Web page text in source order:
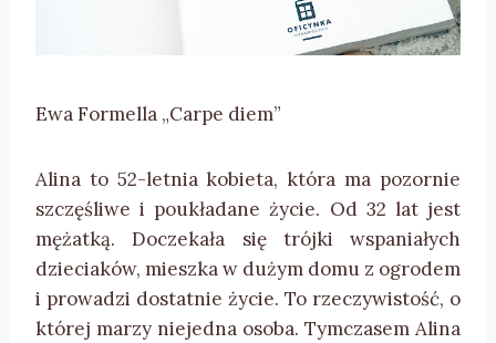
Ewa Formella „Carpe diem”
Alina to 52-letnia kobieta, która ma pozornie
szczęśliwe i poukładane życie. Od 32 lat jest
mężatką. Doczekała się trójki wspaniałych
dzieciaków, mieszka w dużym domu z ogrodem
i prowadzi dostatnie życie. To rzeczywistość, o
której marzy niejedna osoba. Tymczasem Alina